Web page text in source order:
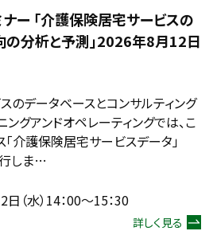
ー 「介護保険居宅サービスの
の分析と予測」2026年8月12日
のデータベースとコンサルティング
グアンドオペレーティングでは、こ
「介護保険居宅サービスデータ」
しま…
（水）14：00～15：30
詳しく見る